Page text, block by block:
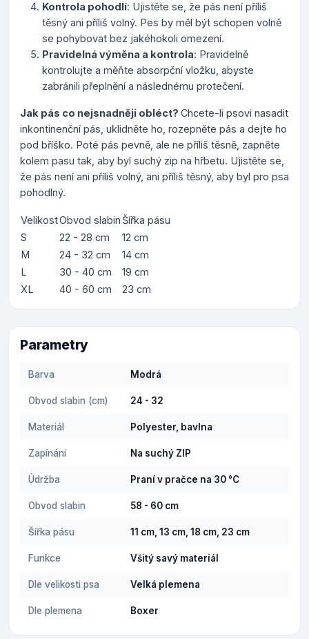
Kontrola pohodlí: Ujistěte se, že pás není příliš
těsný ani příliš volný. Pes by měl být schopen volně
se pohybovat bez jakéhokoli omezení.
Pravidelná výměna a kontrola: Pravidelně
kontrolujte a měňte absorpční vložku, abyste
zabránili přeplnění a následnému protečení.
Jak pás co nejsnadněji obléct? Chcete-li psovi nasadit
inkontinenční pás, uklidněte ho, rozepněte pás a dejte ho
pod bříško. Poté pás pevně, ale ne příliš těsně, zapněte
kolem pasu tak, aby byl suchý zip na hřbetu. Ujistěte se,
že pás není ani příliš volný, ani příliš těsný, aby byl pro psa
pohodlný.
VelikostObvod slabin Šířka pásu
S
22 - 28 cm
12 cm
M
24 - 32 cm
14 cm
L
30 - 40 cm
19 cm
XL
40 - 60 cm 23 cm
Parametry
Barva Modrá
Obvod slabin (cm) 24 - 32
Materiál Polyester, bavlna
Zapínání Na suchý ZIP
Údržba Praní v pračce na 30 °C
Obvod slabin 58 - 60 cm
Šířka pásu 11 cm, 13 cm, 18 cm, 23 cm
Funkce Všitý savý materiál
Dle velikosti psa Velká plemena
Dle plemena Boxer